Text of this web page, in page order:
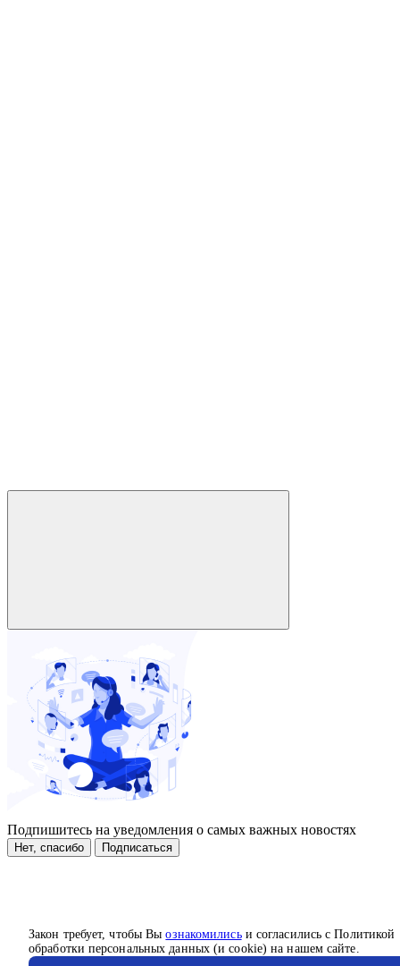
Закон требует, чтобы Выознакомилисьи согласились с Политикой
обработки персональных данных (и cookie) на нашем сайте.
Подпишитесь на уведомления о самых важных новостях
Нет, спасибо Подписаться